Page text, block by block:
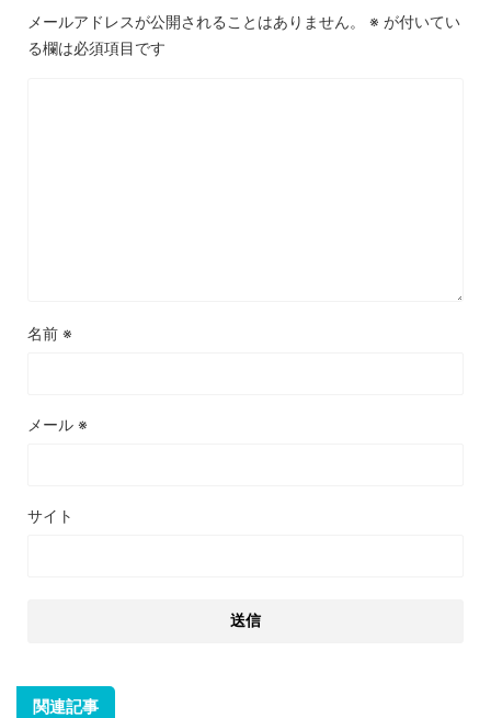
メールアドレスが公開されることはありません。 ※ が付いてい
る欄は必須項目です
名前 ※
メール ※
サイト
関連記事